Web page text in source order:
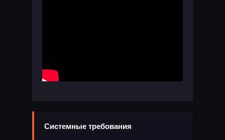
Системные требования